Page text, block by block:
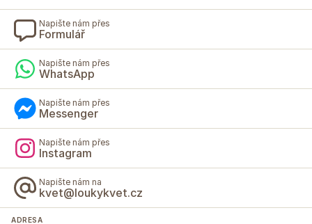
Napište nám přes
Formulář
Napište nám přes
WhatsApp
Napište nám přes
Messenger
Napište nám přes
Instagram
Napište nám na
kvet@loukykvet.cz
ADRESA